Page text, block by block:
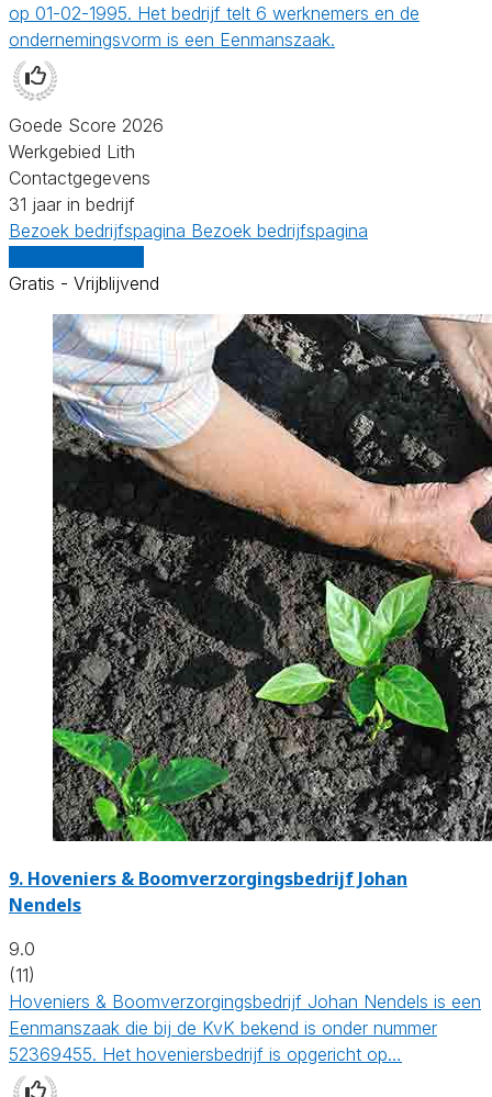
op 01-02-1995. Het bedrijf telt 6 werknemers en de
ondernemingsvorm is een Eenmanszaak.
Goede Score 2026
Werkgebied Lith
Contactgegevens
31 jaar in bedrijf
Bezoek bedrijfspagina Bezoek bedrijfspagina
Gratis - Vrijblijvend
9. Hoveniers & Boomverzorgingsbedrijf Johan
Nendels
9.0
(11)
Hoveniers & Boomverzorgingsbedrijf Johan Nendels is een
Eenmanszaak die bij de KvK bekend is onder nummer
52369455. Het hoveniersbedrijf is opgericht op…